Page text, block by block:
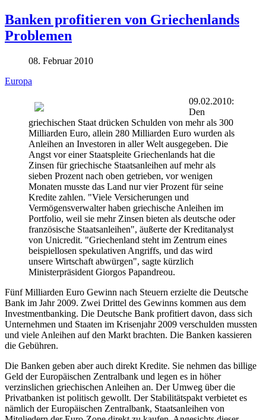
Banken profitieren von Griechenlands
Problemen
08. Februar 2010
Europa
09.02.2010:
Den
griechischen Staat drücken Schulden von mehr als 300
Milliarden Euro, allein 280 Milliarden Euro wurden als
Anleihen an Investoren in aller Welt ausgegeben. Die
Angst vor einer Staatspleite Griechenlands hat die
Zinsen für griechische Staatsanleihen auf mehr als
sieben Prozent nach oben getrieben, vor wenigen
Monaten musste das Land nur vier Prozent für seine
Kredite zahlen. "Viele Versicherungen und
Vermögensverwalter haben griechische Anleihen im
Portfolio, weil sie mehr Zinsen bieten als deutsche oder
französische Staatsanleihen", äußerte der Kreditanalyst
von Unicredit. "Griechenland steht im Zentrum eines
beispiellosen spekulativen Angriffs, und das wird
unsere Wirtschaft abwürgen", sagte kürzlich
Ministerpräsident Giorgos Papandreou.
Fünf Milliarden Euro Gewinn nach Steuern erzielte die Deutsche
Bank im Jahr 2009. Zwei Drittel des Gewinns kommen aus dem
Investmentbanking. Die Deutsche Bank profitiert davon, dass sich
Unternehmen und Staaten im Krisenjahr 2009 verschulden mussten
und viele Anleihen auf den Markt brachten. Die Banken kassieren
die Gebühren.
Die Banken geben aber auch direkt Kredite. Sie nehmen das billige
Geld der Europäischen Zentralbank und legen es in höher
verzinslichen griechischen Anleihen an. Der Umweg über die
Privatbanken ist politisch gewollt. Der Stabilitätspakt verbietet es
nämlich der Europäischen Zentralbank, Staatsanleihen von